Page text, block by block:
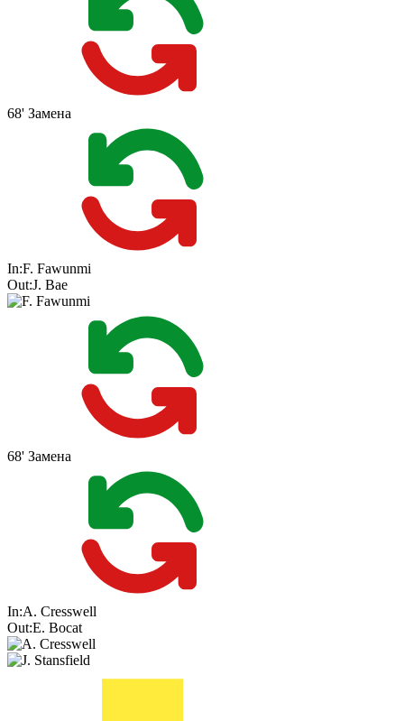
68' Замена
In:F. Fawunmi
Out:J. Bae
68' Замена
In:A. Cresswell
Out:E. Bocat